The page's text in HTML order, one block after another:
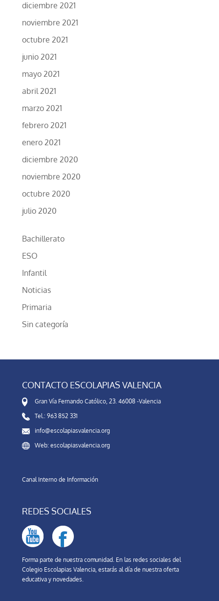
diciembre 2021
noviembre 2021
octubre 2021
junio 2021
mayo 2021
abril 2021
marzo 2021
febrero 2021
enero 2021
diciembre 2020
noviembre 2020
octubre 2020
julio 2020
Bachillerato
ESO
Infantil
Noticias
Primaria
Sin categoría
CONTACTO ESCOLAPIAS VALENCIA
Gran Vía Fernando Católico, 23. 46008 -Valencia
Tel.: 963 852 331
info@escolapiasvalencia.org
Web: escolapiasvalencia.org
Canal Interno de Información
REDES SOCIALES
Forma parte de nuestra comunidad. En las redes sociales del
Colegio Escolapias Valencia, estarás al día de nuestra oferta
educativa y novedades.